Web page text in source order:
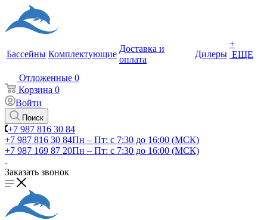
Бассейны Комплектующие
Доставка и
оплата
Дилеры
+
ЕЩЕ
Отложенные 0
Корзина 0
Войти
Поиск
+7 987 816 30 84
+7 987 816 30 84Пн – Пт: с 7:30 до 16:00 (МСК)
+7 987 169 87 20Пн – Пт: с 7:30 до 16:00 (МСК)
Заказать звонок